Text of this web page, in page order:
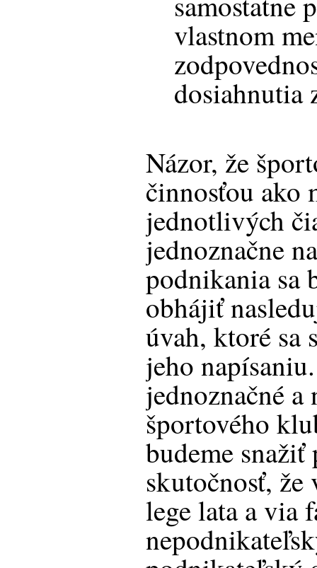
vlastnom
dosiahnutia
Názor, že
činnosťou ako
jednotlivých
jednoznačne
podnikania sa
obhájiť
úvah, ktoré sa
jeho
jednoznačné
športového
budeme snažiť
skutočnosť,
lege lata a via